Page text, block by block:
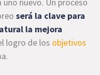
será la clave para
la mejora
logro de los objetivos